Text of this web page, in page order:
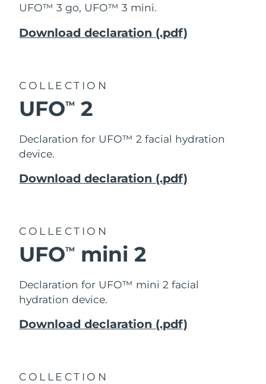
UFO™ 3 go, UFO™ 3 mini.
Download declaration (.pdf)
COLLECTION
UFOTM 2
Declaration for UFO™ 2 facial hydration
device.
Download declaration (.pdf)
COLLECTION
UFOTM mini 2
Declaration for UFO™ mini 2 facial
hydration device.
Download declaration (.pdf)
COLLECTION